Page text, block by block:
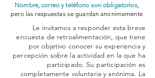
Nombre, correo y teléfono son obligatorios,
pero las respuestas se guardan anonimamente
Le invitamos a responder esta breve
encuesta de retroalimentación, que tiene
por objetivo conocer su experiencia y
percepción sobre la actividad en la que ha
participado. Su participación es
completamente voluntaria y anónima. La